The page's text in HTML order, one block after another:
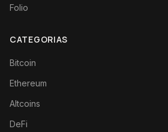
Folio
CATEGORIAS
Bitcoin
Ethereum
Altcoins
DeFi